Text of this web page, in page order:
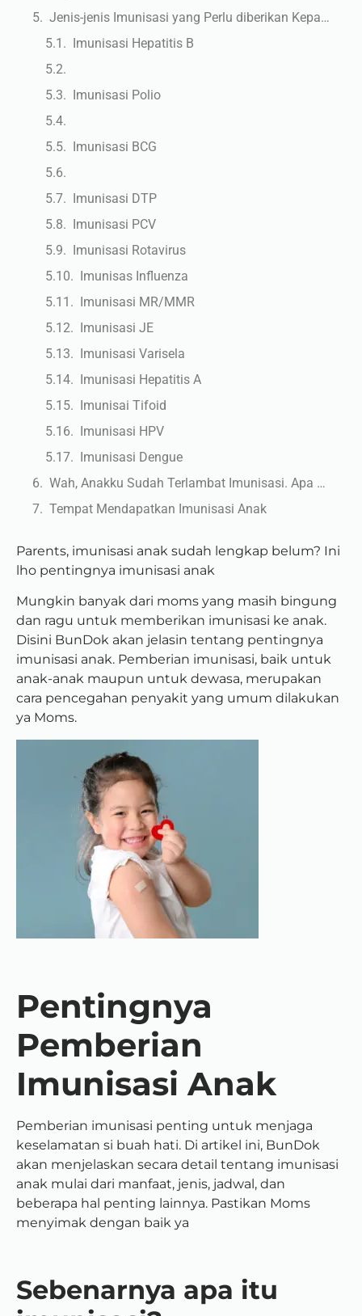
Jenis-jenis Imunisasi yang Perlu diberikan Kepada Anak
Imunisasi Hepatitis B
Imunisasi Polio
Imunisasi BCG
Imunisasi DTP
Imunisasi PCV
Imunisasi Rotavirus
Imunisas Influenza
Imunisasi MR/MMR
Imunisasi JE
Imunisasi Varisela
Imunisasi Hepatitis A
Imunisai Tifoid
Imunisasi HPV
Imunisasi Dengue
Wah, Anakku Sudah Terlambat Imunisasi. Apa yang Harus Dilakukan?
Tempat Mendapatkan Imunisasi Anak
Parents, imunisasi anak sudah lengkap belum? Ini
lho pentingnya imunisasi anak
Mungkin banyak dari moms yang masih bingung
dan ragu untuk memberikan imunisasi ke anak.
Disini BunDok akan jelasin tentang pentingnya
imunisasi anak. Pemberian imunisasi, baik untuk
anak-anak maupun untuk dewasa, merupakan
cara pencegahan penyakit yang umum dilakukan
ya Moms.
Pentingnya
Pemberian
Imunisasi Anak
Pemberian imunisasi penting untuk menjaga
keselamatan si buah hati. Di artikel ini, BunDok
akan menjelaskan secara detail tentang imunisasi
anak mulai dari manfaat, jenis, jadwal, dan
beberapa hal penting lainnya. Pastikan Moms
menyimak dengan baik ya
Sebenarnya apa itu